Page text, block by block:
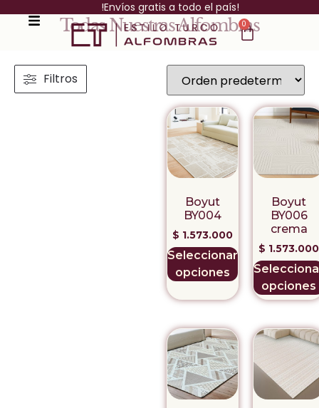
!Envíos gratis a todo el país!
0
Todas Nuestras Alfombras
Filtros
Boyut
BY004
$ 1.573.000
Seleccionar
opciones
Boyut
BY006
crema
$ 1.573.000
opciones